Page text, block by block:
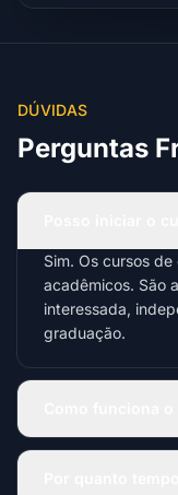
DÚVIDAS
Perguntas
Sim. Os cursos
acadêmicos. São
interessada,
graduação.